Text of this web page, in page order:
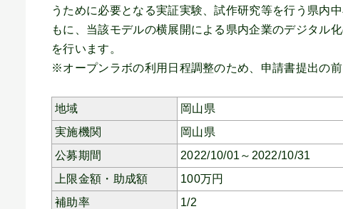
うために必要となる実証実験、試作研究等を行う県内
もに、当該モデルの横展開による県内企業のデジタル
を行います。
※オープンラボの利用日程調整のため、申請書提出の
地域
岡山県
実施機関
岡山県
公募期間
2022/10/01～2022/10/31
上限金額・助成額
100万円
補助率
1/2